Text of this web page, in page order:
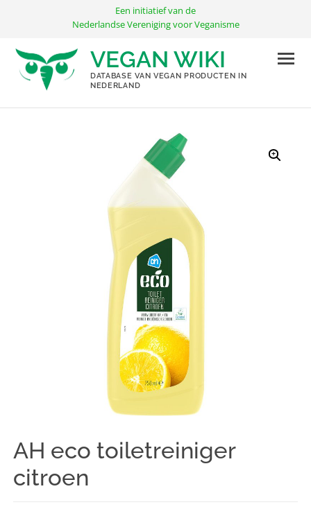
inhoud
Een initiatief van de
Nederlandse Vereniging voor Veganisme
VEGAN WIKI
DATABASE VAN VEGAN PRODUCTEN IN
NEDERLAND
AH eco toiletreiniger
citroen